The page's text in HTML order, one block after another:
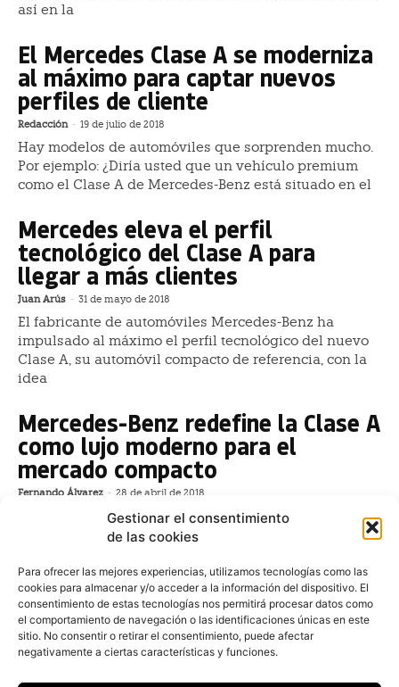
Gestionar el consentimiento
de las cookies
Para ofrecer las mejores experiencias, utilizamos tecnologías como las
cookies para almacenar y/o acceder a la información del dispositivo. El
consentimiento de estas tecnologías nos permitirá procesar datos como
el comportamiento de navegación o las identificaciones únicas en este
sitio. No consentir o retirar el consentimiento, puede afectar
negativamente a ciertas características y funciones.
así en la
El Mercedes Clase A se moderniza
al máximo para captar nuevos
perfiles de cliente
Redacción - 19 de julio de 2018
Hay modelos de automóviles que sorprenden mucho.
Por ejemplo: ¿Diría usted que un vehículo premium
como el Clase A de Mercedes-Benz está situado en el
Mercedes eleva el perfil
tecnológico del Clase A para
llegar a más clientes
Juan Arús - 31 de mayo de 2018
El fabricante de automóviles Mercedes-Benz ha
impulsado al máximo el perfil tecnológico del nuevo
Clase A, su automóvil compacto de referencia, con la
idea
Mercedes-Benz redefine la Clase A
como lujo moderno para el
mercado compacto
Fernando Álvarez - 28 de abril de 2018
Con este crecimiento, el nuevo Clase A llega a 4,419
metros de longitud, doce más que su predecesor; 1,796
metros de altura, uno más que el antecesor, lo que
Mercedes-Benz propone una
nueva definición del lujo moderno
en la nueva Clase A